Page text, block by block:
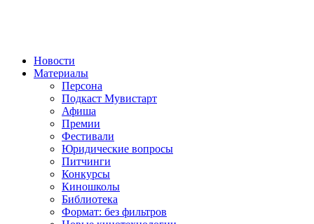
Новости
Материалы
Персона
Подкаст Мувистарт
Афиша
Премии
Фестивали
Юридические вопросы
Питчинги
Конкурсы
Киношколы
Библиотека
Формат: без фильтров